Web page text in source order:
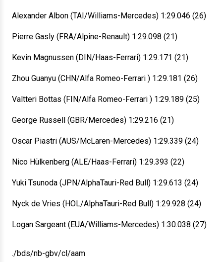
Alexander Albon (TAI/Williams-Mercedes) 1:29.046 (26)
Pierre Gasly (FRA/Alpine-Renault) 1:29.098 (21)
Kevin Magnussen (DIN/Haas-Ferrari) 1:29.171 (21)
Zhou Guanyu (CHN/Alfa Romeo-Ferrari ) 1:29.181 (26)
Valtteri Bottas (FIN/Alfa Romeo-Ferrari ) 1:29.189 (25)
George Russell (GBR/Mercedes) 1:29.216 (21)
Oscar Piastri (AUS/McLaren-Mercedes) 1:29.339 (24)
Nico Hülkenberg (ALE/Haas-Ferrari) 1:29.393 (22)
Yuki Tsunoda (JPN/AlphaTauri-Red Bull) 1:29.613 (24)
Nyck de Vries (HOL/AlphaTauri-Red Bull) 1:29.928 (24)
Logan Sargeant (EUA/Williams-Mercedes) 1:30.038 (27)
./bds/nb-gbv/cl/aam